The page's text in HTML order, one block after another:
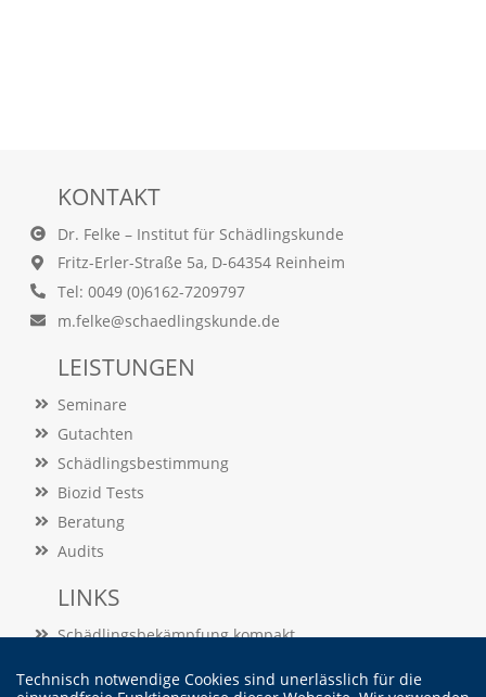
Technisch notwendige Cookies sind unerlässlich für die
n
KONTAKT
Dr. Felke – Institut für Schädlingskunde
Fritz-Erler-Straße 5a, D-64354 Reinheim
Tel: 0049 (0)6162-7209797
m.felke@schaedlingskunde.de
LEISTUNGEN
Seminare
Gutachten
Schädlingsbestimmung
Biozid Tests
Beratung
Audits
LINKS
Schädlingsbekämpfung kompakt